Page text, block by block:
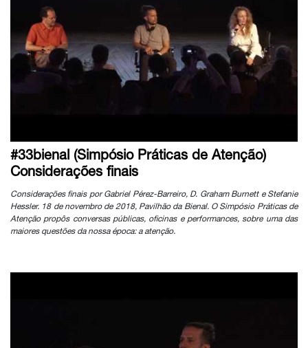
#33bienal (Simpósio Práticas de Atenção)
Considerações finais
Considerações finais por Gabriel Pérez-Barreiro, D. Graham Burnett e Stefanie
Hessler. 18 de novembro de 2018, Pavilhão da Bienal. O Simpósio Práticas de
Atenção propôs conversas públicas, oficinas e performances, sobre uma das
maiores questões da nossa época: a atenção.